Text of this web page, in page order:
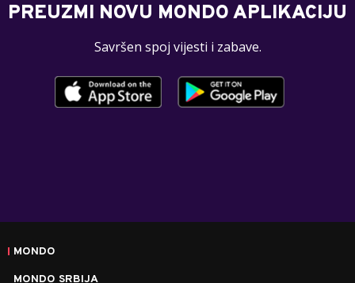
PREUZMI NOVU MONDO APLIKACIJU
Savršen spoj vijesti i zabave.
MONDO
MONDO SRBIJA